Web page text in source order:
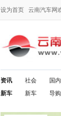
设为首页 云南汽车网
资讯
新车
社会
新车
国内
导购